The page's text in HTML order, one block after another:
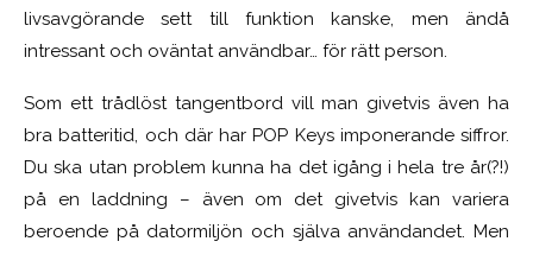
livsavgörande sett till funktion kanske, men ändå
intressant och oväntat användbar… för rätt person.
Som ett trådlöst tangentbord vill man givetvis även ha
bra batteritid, och där har POP Keys imponerande siffror.
Du ska utan problem kunna ha det igång i hela tre år(?!)
på en laddning – även om det givetvis kan variera
beroende på datormiljön och själva användandet. Men